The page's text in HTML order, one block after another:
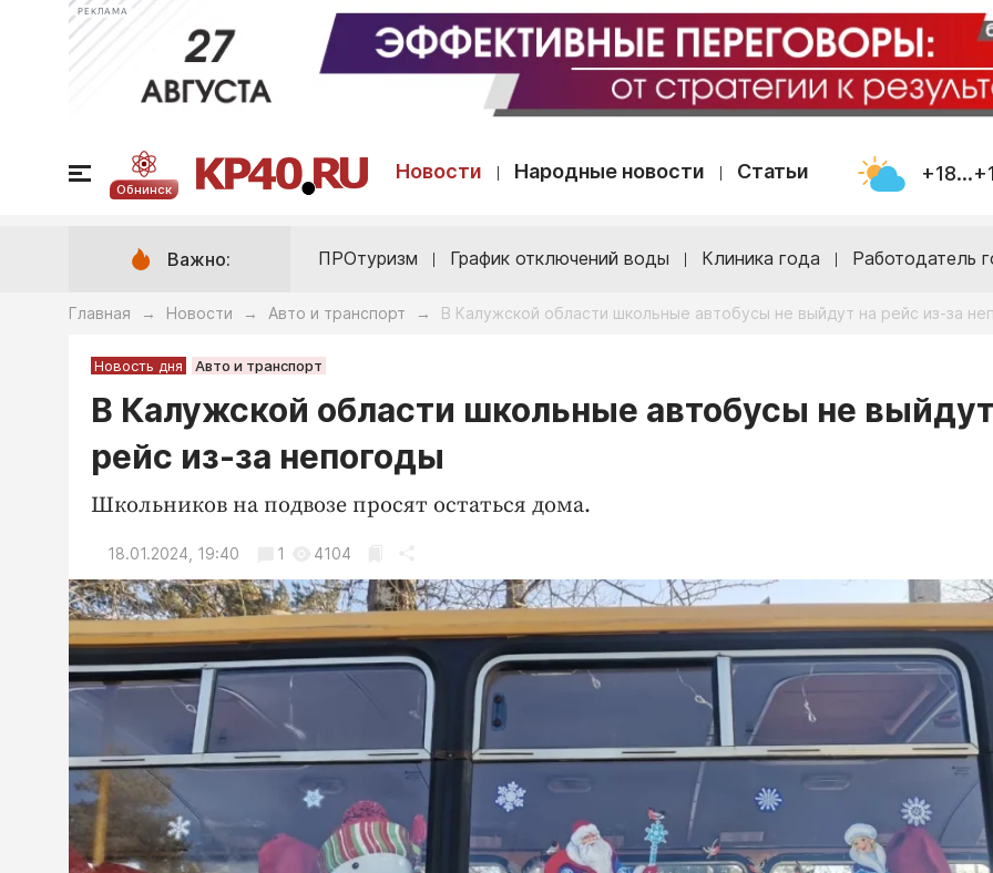
РЕКЛАМА
Обнинск
Новости Народные новости Статьи
Важно: ПРОтуризм График отключений воды Клиника года Работодатель
Главная → Новости → Авто и транспорт → В Калужской области школьные автобусы не выйдут на рейс из-за
Новость дня Авто и транспорт
В Калужской области школьные автобусы не
рейс из-за непогоды
Школьников на подвозе просят остаться дома.
18.01.2024, 19:40 1 4104